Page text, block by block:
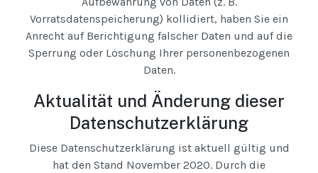
Vorratsdatenspeicherung) kollidiert, haben Sie ein
Anrecht auf Berichtigung falscher Daten und auf die
Sperrung oder Löschung Ihrer personenbezogenen
Daten.
Aktualität und Änderung dieser
Datenschutzerklärung
Diese Datenschutzerklärung ist aktuell gültig und
hat den Stand November 2020. Durch die